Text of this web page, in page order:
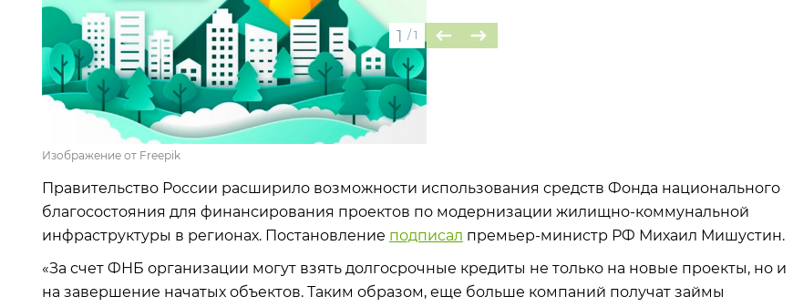
1 / 1
Изображение от Freepik
Правительство России расширило возможности использования средств Фонда национального
благосостояния для финансирования проектов по модернизации жилищно-коммунальной
инфраструктуры в регионах. Постановление подписал премьер-министр РФ Михаил Мишустин.
«За счет ФНБ организации могут взять долгосрочные кредиты не только на новые проекты, но и
на завершение начатых объектов. Таким образом, еще больше компаний получат займы